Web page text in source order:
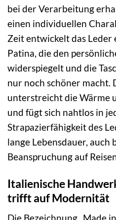
bei der Verarbeitung
einen individuellen
Zeit entwickelt das Leder
Patina, die den
widerspiegelt und die
nur noch schöner macht.
unterstreicht die Wärme
und fügt sich nahtlos in
Strapazierfähigkeit des
lange Lebensdauer, auch
Beanspruchung auf
Italienische
trifft auf Modernität